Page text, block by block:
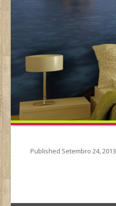
Published Setembro 24, 2013